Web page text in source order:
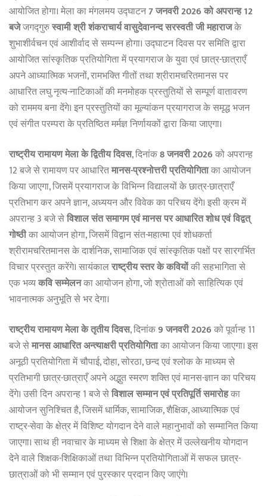
आयोजित होगा। मेला का मंगलमय उद्घाटन7 जनवरी 2026 को अपरान्ह 12
बजेजगद्गुरुस्वामी श्री शंकराचार्य वासुदेवानन्द सरस्वती जी महाराजके
शुभाशीर्वचन एवं आशीर्वाद से सम्पन्न होगा। उद्घाटन दिवस पर समिति द्वारा
आयोजित सांस्कृतिक प्रतियोगिता में प्रयागराज के युवा एवं छात्र-छात्राएँ
अपने आध्यात्मिक भजनों, रामभक्ति गीतों तथा श्रीरामचरितमानस पर
आधारित लघु नृत्य-नाटिकाओं की मनमोहक प्रस्तुतियों से सम्पूर्ण वातावरण
को राममय बना देंगे। इन प्रस्तुतियों का मूल्यांकन प्रयागराज के समृद्ध भजन
एवं संगीत परम्परा के प्रतिष्ठित मर्मज्ञ निर्णायकों द्वारा किया जाएगा।
राष्ट्रीय रामायण मेला के द्वितीय दिवस, दिनांक8 जनवरी 2026को अपरान्ह
12 बजे से रामायण पर आधारितमानस-प्रश्नोत्तरी प्रतियोगिताका आयोजन
किया जाएगा, जिसमें प्रयागराज के विभिन्न विद्यालयों के छात्र-छात्राएँ
प्रतिभाग कर अपने ज्ञान, अध्ययन और विवेक का परिचय देंगे। इसी क्रम में
अपरान्ह 3 बजे सेविशाल संत समागम एवं मानस पर आधारित शोध एवं विद्वत्
गोष्ठीका आयोजन होगा, जिसमें विद्वान संत-महात्मा एवं शोधकर्ता
श्रीरामचरितमानस के दार्शनिक, सामाजिक एवं सांस्कृतिक पक्षों पर सारगर्भित
विचार प्रस्तुत करेंगे। सायंकालराष्ट्रीय स्तर के कवियोंकी सहभागिता से
एक भव्यकवि सम्मेलनका आयोजन होगा, जो श्रोताओं को साहित्यिक एवं
भावनात्मक अनुभूति से भर देगा।
राष्ट्रीय रामायण मेला के तृतीय दिवस, दिनांक9 जनवरी 2026को पूर्वान्ह 11
बजे सेमानस आधारित अन्त्याक्षरी प्रतियोगिताका आयोजन किया जाएगा। इस
अनूठी प्रतियोगिता में चौपाई, दोहा, सोरठा, छन्द एवं श्लोक के माध्यम से
प्रतिभागी छात्र-छात्राएँ अपने अद्भुत स्मरण शक्ति एवं मानस-ज्ञान का परिचय
देंगे। उसी दिन अपरान्ह 1 बजे सेविशाल सम्मान एवं प्रतिपूर्ति समारोहका
आयोजन सुनिश्चित है, जिसमें धार्मिक, सामाजिक, शैक्षिक, आध्यात्मिक एवं
राष्ट्र-सेवा के क्षेत्र में विशिष्ट योगदान देने वाले महानुभावों को सम्मानित किया
जाएगा। साथ ही नवाचार के माध्यम से शिक्षा के क्षेत्र में उल्लेखनीय योगदान
देने वाले शिक्षक-शिक्षिकाओं तथा विभिन्न प्रतियोगिताओं में सफल छात्र-
छात्राओं को भी सम्मान एवं पुरस्कार प्रदान किए जाएंगे।